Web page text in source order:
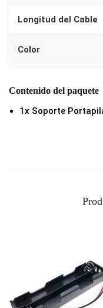
Longitud del Cable
Color
Contenido del paquete
1x Soporte